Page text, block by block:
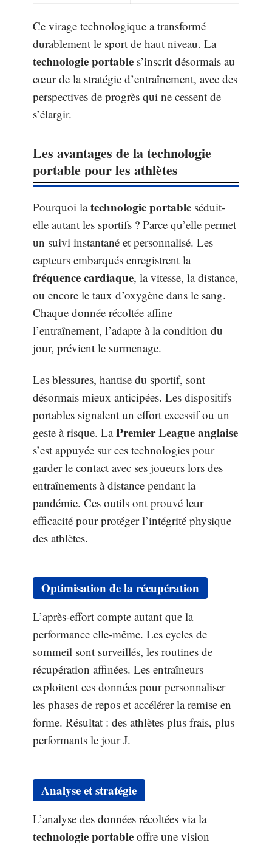
Ce virage technologique a transformé
durablement le sport de haut niveau. La
technologie portable s’inscrit désormais au
cœur de la stratégie d’entraînement, avec des
perspectives de progrès qui ne cessent de
s’élargir.
Les avantages de la technologie
portable pour les athlètes
Pourquoi latechnologie portable séduit-
elle autant les sportifs ? Parce qu’elle permet
un suivi instantané et personnalisé. Les
capteurs embarqués enregistrent la
fréquence cardiaque, la vitesse, la distance,
ou encore le taux d’oxygène dans le sang.
Chaque donnée récoltée affine
l’entraînement, l’adapte à la condition du
jour, prévient le surmenage.
Les blessures, hantise du sportif, sont
désormais mieux anticipées. Les dispositifs
portables signalent un effort excessif ou un
geste à risque. LaPremier League anglaise
s’est appuyée sur ces technologies pour
garder le contact avec ses joueurs lors des
entraînements à distance pendant la
pandémie. Ces outils ont prouvé leur
efficacité pour protéger l’intégrité physique
des athlètes.
Optimisation de la récupération
L’après-effort compte autant que la
performance elle-même. Les cycles de
sommeil sont surveillés, les routines de
récupération affinées. Les entraîneurs
exploitent ces données pour personnaliser
les phases de repos et accélérer la remise en
forme. Résultat : des athlètes plus frais, plus
performants le jour J.
Analyse et stratégie
L’analyse des données récoltées via la
technologie portable offre une vision